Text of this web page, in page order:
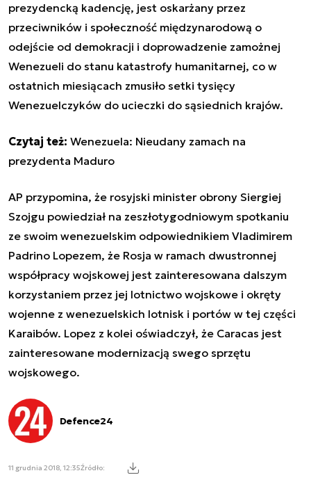
prezydencką kadencję, jest oskarżany przez
przeciwników i społeczność międzynarodową o
odejście od demokracji i doprowadzenie zamożnej
Wenezueli do stanu katastrofy humanitarnej, co w
ostatnich miesiącach zmusiło setki tysięcy
Wenezuelczyków do ucieczki do sąsiednich krajów.
Czytaj też: Wenezuela: Nieudany zamach na
prezydenta Maduro
AP przypomina, że rosyjski minister obrony Siergiej
Szojgu powiedział na zeszłotygodniowym spotkaniu
ze swoim wenezuelskim odpowiednikiem Vladimirem
Padrino Lopezem, że Rosja w ramach dwustronnej
współpracy wojskowej jest zainteresowana dalszym
korzystaniem przez jej lotnictwo wojskowe i okręty
wojenne z wenezuelskich lotnisk i portów w tej części
Karaibów. Lopez z kolei oświadczył, że Caracas jest
zainteresowane modernizacją swego sprzętu
wojskowego.
Defence24
11 grudnia 2018, 12:35Źródło: